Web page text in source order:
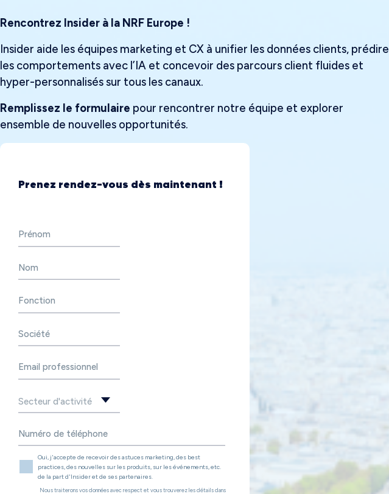
Rencontrez Insider à la NRF Europe !
Insider aide les équipes marketing et CX à unifier les données clients, prédire
les comportements avec l’IA et concevoir des parcours client fluides et
hyper-personnalisés sur tous les canaux.
Remplissez le formulaire pour rencontrer notre équipe et explorer
ensemble de nouvelles opportunités.
Prenez rendez-vous dès maintenant !
Oui, j'accepte de recevoir des astuces marketing, des best
practices, des nouvelles sur les produits, sur les événements, etc.
de la part d'Insider et de ses partenaires.
Nous traiterons vos données avec respect et vous trouverez les détails dans